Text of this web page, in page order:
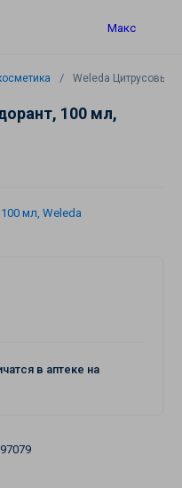
Макс
Weleda Цитрусовый
100 мл,
в аптеке на